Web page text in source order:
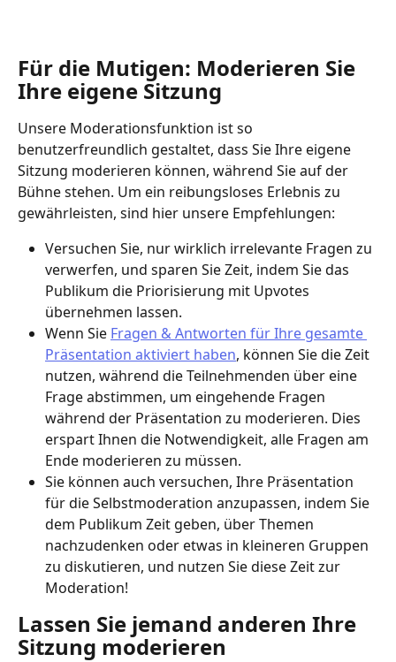
Für die Mutigen: Moderieren Sie
Ihre eigene Sitzung
Unsere Moderationsfunktion ist so
benutzerfreundlich gestaltet, dass Sie Ihre eigene
Sitzung moderieren können, während Sie auf der
Bühne stehen. Um ein reibungsloses Erlebnis zu
gewährleisten, sind hier unsere Empfehlungen:
Versuchen Sie, nur wirklich irrelevante Fragen zu
verwerfen, und sparen Sie Zeit, indem Sie das
Publikum die Priorisierung mit Upvotes
übernehmen lassen.
Wenn Sie Fragen & Antworten für Ihre gesamte
Präsentation aktiviert haben, können Sie die Zeit
nutzen, während die Teilnehmenden über eine
Frage abstimmen, um eingehende Fragen
während der Präsentation zu moderieren. Dies
erspart Ihnen die Notwendigkeit, alle Fragen am
Ende moderieren zu müssen.
Sie können auch versuchen, Ihre Präsentation
für die Selbstmoderation anzupassen, indem Sie
dem Publikum Zeit geben, über Themen
nachzudenken oder etwas in kleineren Gruppen
zu diskutieren, und nutzen Sie diese Zeit zur
Moderation!
Lassen Sie jemand anderen Ihre
Sitzung moderieren